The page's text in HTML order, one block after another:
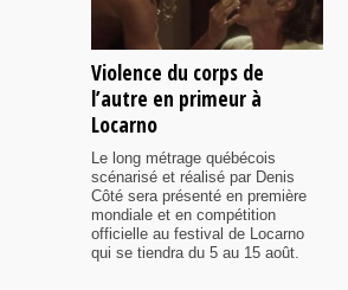
Violence du corps de
l’autre en primeur à
Locarno
Le long métrage québécois
scénarisé et réalisé par Denis
Côté sera présenté en première
mondiale et en compétition
officielle au festival de Locarno
qui se tiendra du 5 au 15 août.